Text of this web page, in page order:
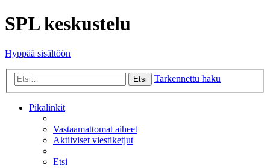
SPL keskustelu
Hyppää sisältöön
Etsi Tarkennettu haku
Pikalinkit
Vastaamattomat aiheet
Aktiiviset viestiketjut
Etsi